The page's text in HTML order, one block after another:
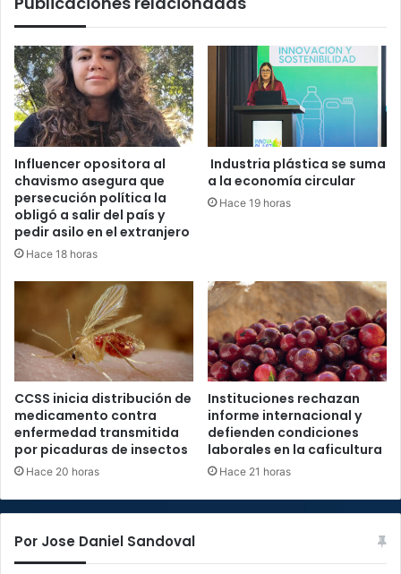
Influencer opositora al
chavismo asegura que
persecución política la
obligó a salir del país y
pedir asilo en el extranjero
Hace 18 horas
Industria plástica se suma
a la economía circular
Hace 19 horas
CCSS inicia distribución de
medicamento contra
enfermedad transmitida
por picaduras de insectos
Hace 20 horas
Instituciones rechazan
informe internacional y
defienden condiciones
laborales en la caficultura
Hace 21 horas
Por Jose Daniel Sandoval